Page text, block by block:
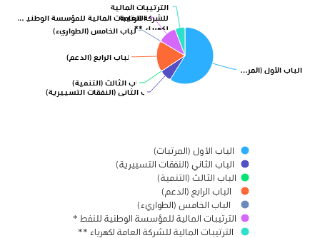
الباب الأول (المرتبات)
الباب الثاني (النفقات التسييرية)
الباب الثالث (التنمية)
الباب الرابع (الدعم)
الباب الخامس (الطواريء)
الترتيبات المالية للمؤسسة الوطنية
الترتيبات المالية
للشركة العامة
لكهرباء **
الباب الأول (المرتبات)
الباب الثاني (النفقات التسييرية)
الباب الثالث (التنمية)
الباب الرابع (الدعم)
الباب الخامس (الطواريء)
الترتيبات المالية للمؤسسة الوطنية للنفط *
الترتيبات المالية للشركة العامة لكهرباء **